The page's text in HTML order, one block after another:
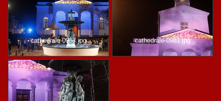
cathedrale-0987.jpg cathedrale-0981.jpg